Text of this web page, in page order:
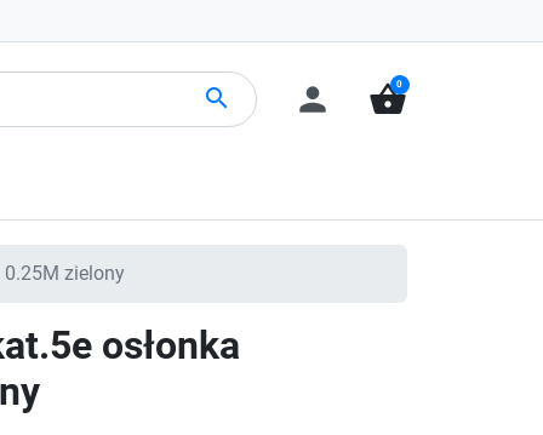
search person shopping_basket
0
0.25M zielony
osłonka